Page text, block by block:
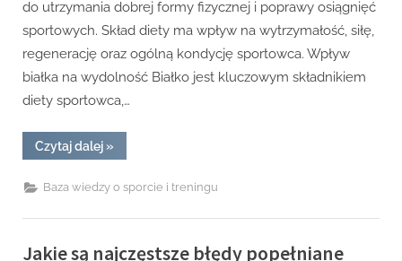
do utrzymania dobrej formy fizycznej i poprawy osiągnięć
sportowych. Skład diety ma wpływ na wytrzymałość, siłę,
regenerację oraz ogólną kondycję sportowca. Wpływ
białka na wydolność Białko jest kluczowym składnikiem
diety sportowca,…
Czytaj dalej“W
jaki
dieta
wpływa
wydolność
»
Baza wiedzy o sporcie i treningu
Jakie są najczęstsze błędy popełniane